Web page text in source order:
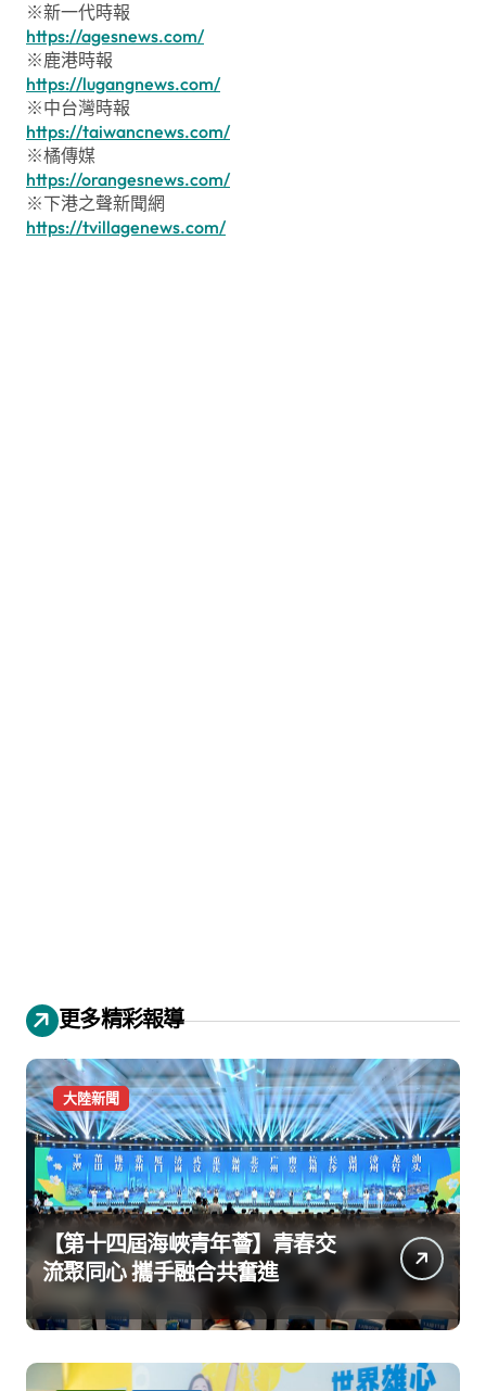
※新一代時報
https://agesnews.com/
※鹿港時報
https://lugangnews.com/
※中台灣時報
https://taiwancnews.com/
※橘傳媒
https://orangesnews.com/
※下港之聲新聞網
https://tvillagenews.com/
更多精彩報導
大陸新聞
【第十四屆海峽青年薈】青春交
流聚同心 攜手融合共奮進